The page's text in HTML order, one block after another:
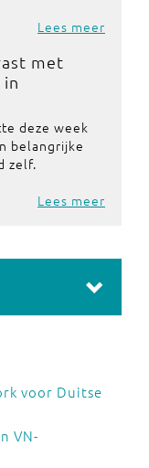
Lees meer
met
deze week
belangrijke
zelf.
Lees meer
voor Duitse
VN-